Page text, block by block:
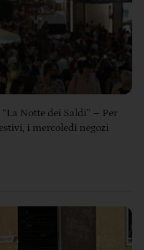
Notte dei Saldi” – Per
i mercoledì negozi